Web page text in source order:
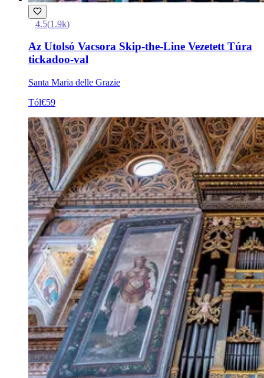
4.5(1.9k)
Az Utolsó Vacsora Skip-the-Line Vezetett Túra
tickadoo-val
Santa Maria delle Grazie
Tól€59